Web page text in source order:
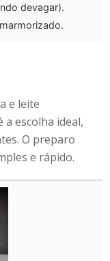
devagar).
e leite
a escolha ideal,
O preparo
e rápido.